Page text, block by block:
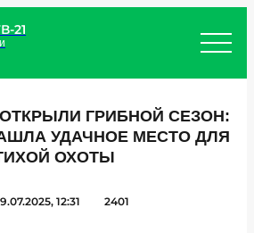
21
ГРИБНОЙ СЕЗОН:
УДАЧНОЕ МЕСТО ДЛЯ
ОХОТЫ
12:31 2401